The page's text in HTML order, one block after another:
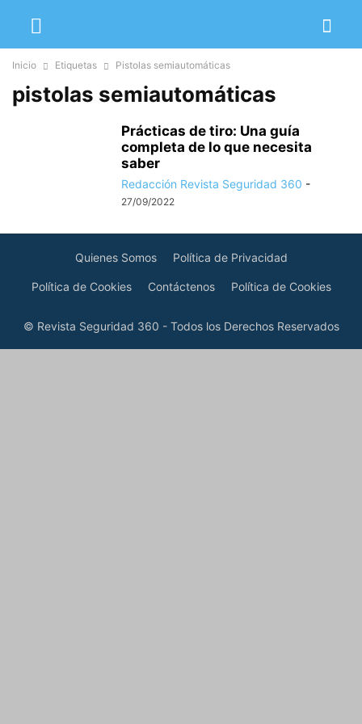
Inicio Etiquetas Pistolas semiautomáticas
pistolas semiautomáticas
Prácticas de tiro: Una guía
completa de lo que necesita
saber
Redacción Revista Seguridad 360 -
27/09/2022
Quienes Somos Política de Privacidad
Política de Cookies Contáctenos Política de Cookies
© Revista Seguridad 360 - Todos los Derechos Reservados